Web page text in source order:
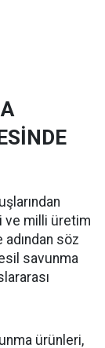
ve milli üretim
söz
savunma
ürünleri,